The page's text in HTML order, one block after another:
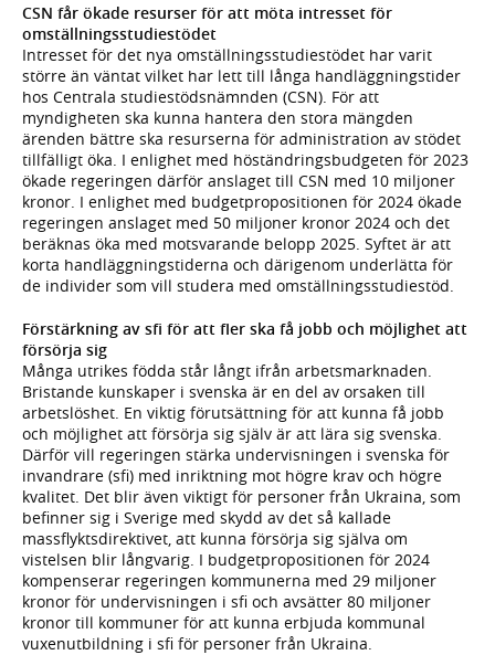
CSN får ökade resurser för att möta intresset för
omställningsstudiestödet
Intresset för det nya omställningsstudiestödet har varit
större än väntat vilket har lett till långa handläggningstider
hos Centrala studiestödsnämnden (CSN). För att
myndigheten ska kunna hantera den stora mängden
ärenden bättre ska resurserna för administration av stödet
tillfälligt öka. I enlighet med höständringsbudgeten för 2023
ökade regeringen därför anslaget till CSN med 10 miljoner
kronor. I enlighet med budgetpropositionen för 2024 ökade
regeringen anslaget med 50 miljoner kronor 2024 och det
beräknas öka med motsvarande belopp 2025. Syftet är att
korta handläggningstiderna och därigenom underlätta för
de individer som vill studera med omställningsstudiestöd.
Förstärkning av sfi för att fler ska få jobb och möjlighet att
försörja sig
Många utrikes födda står långt ifrån arbetsmarknaden.
Bristande kunskaper i svenska är en del av orsaken till
arbetslöshet. En viktig förutsättning för att kunna få jobb
och möjlighet att försörja sig själv är att lära sig svenska.
Därför vill regeringen stärka undervisningen i svenska för
invandrare (sfi) med inriktning mot högre krav och högre
kvalitet. Det blir även viktigt för personer från Ukraina, som
befinner sig i Sverige med skydd av det så kallade
massflyktsdirektivet, att kunna försörja sig själva om
vistelsen blir långvarig. I budgetpropositionen för 2024
kompenserar regeringen kommunerna med 29 miljoner
kronor för undervisningen i sfi och avsätter 80 miljoner
kronor till kommuner för att kunna erbjuda kommunal
vuxenutbildning i sfi för personer från Ukraina.